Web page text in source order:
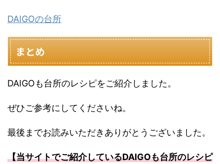
DAIGOの台所
まとめ
DAIGOも台所のレシピをご紹介しました。
ぜひご参考にしてくださいね。
最後までお読みいただきありがとうございました。
【当サイトでご紹介しているDAIGOも台所のレシピ